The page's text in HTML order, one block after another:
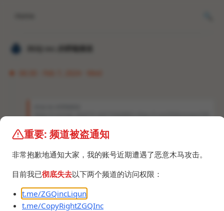
𝐙𝐆𝐐 ɪɴᴄ.的唠嗑频道
https://t.me/vps_xhq/516 去年7月份是因为 https://t.me/ZGQincLiqun/330
了。
重要: 频道被盗通知
非常抱歉地通知大家，我的账号近期遭遇了恶意木马攻击。
目前我已彻底失去以下两个频道的访问权限：
t.me/ZGQincLiqun
t.me/CopyRightZGQInc